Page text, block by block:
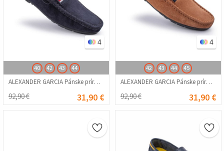
4
40 42 43 44
ALEXANDER GARCIA Pánske prírodné semišové mokasíny – tmavomodré 20230321140
92,90 € 31,90 €
4
42 43 44 45
ALEXANDER GARCIA Pánske prírodné semišové mokasíny – ťava 20230321139
92,90 € 31,90 €